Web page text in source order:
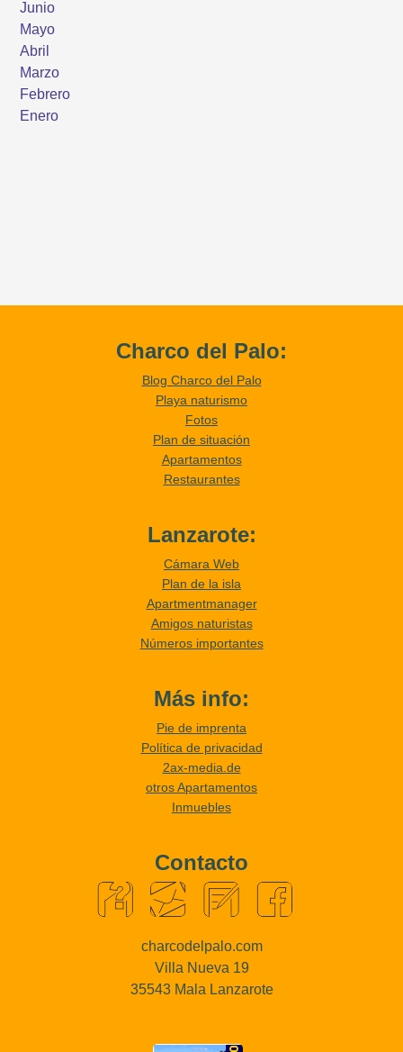
Charco del Palo:
Blog Charco del Palo
Playa naturismo
Fotos
Plan de situación
Apartamentos
Restaurantes
Lanzarote:
Cámara Web
Plan de la isla
Apartmentmanager
Amigos naturistas
Números importantes
Más info:
Pie de imprenta
Política de privacidad
2ax-media.de
otros Apartamentos
Inmuebles
Contacto
charcodelpalo.com
Villa Nueva 19
35543 Mala Lanzarote